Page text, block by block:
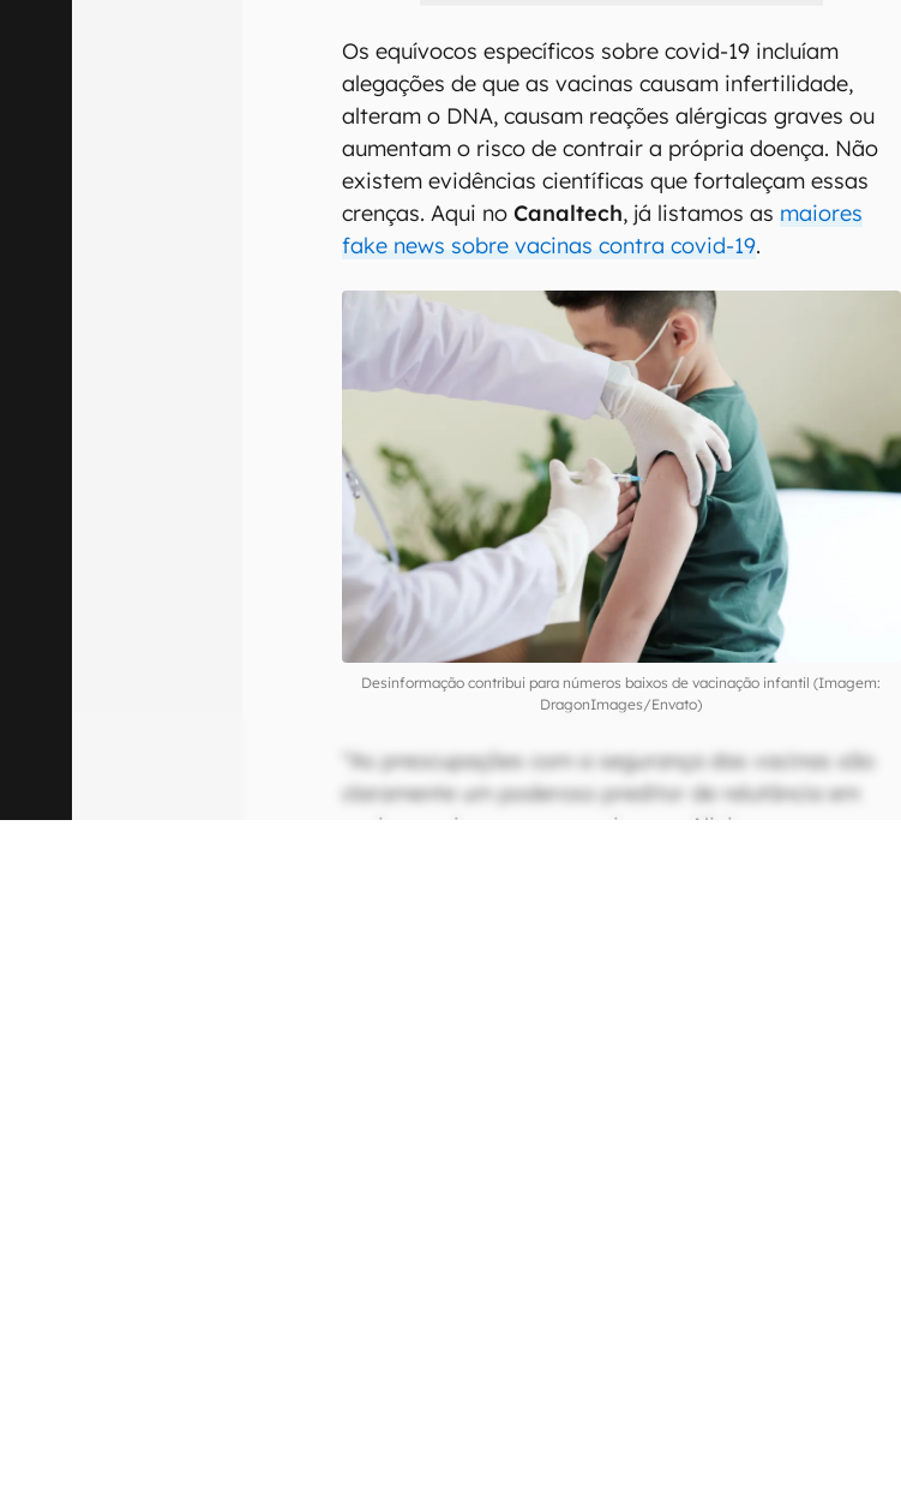
Os equívocos específicos sobre covid-19 incluíam
alegações de que as vacinas causam infertilidade,
alteram o DNA, causam reações alérgicas graves ou
aumentam o risco de contrair a própria doença. Não
existem evidências científicas que fortaleçam essas
crenças. Aqui noCanaltech, já listamos as maiores
fake news sobre vacinas contra covid-19.
Desinformação contribui para números baixos de vacinação infantil (Imagem:
DragonImages/Envato)
“As preocupações com a segurança das vacinas são
claramente um poderoso preditor de relutância em
vacinar a si mesmo e as crianças. Aliviar essas